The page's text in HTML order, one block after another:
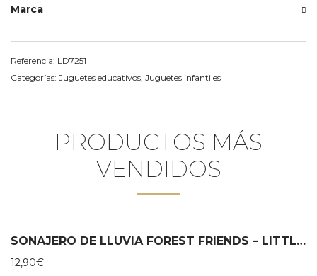
Marca
Referencia: LD7251
Categorías: Juguetes educativos, Juguetes infantiles
PRODUCTOS MÁS
VENDIDOS
SONAJERO DE LLUVIA FOREST FRIENDS – LITTLE DUTCH
12,90€